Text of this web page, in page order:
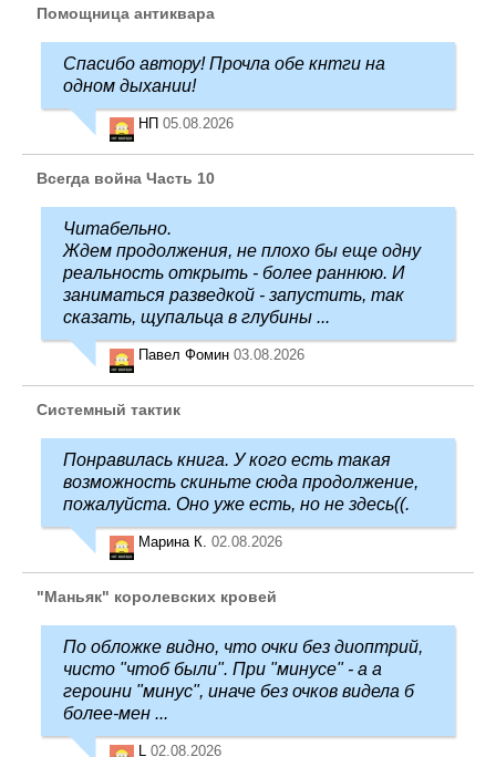
Помощница антиквара
Спасибо автору! Прочла обе кнтги на
одном дыхании!
НП 05.08.2026
Всегда война Часть 10
Читабельно.
Ждем продолжения, не плохо бы еще одну
реальность открыть - более раннюю. И
заниматься разведкой - запустить, так
сказать, щупальца в глубины ...
Павел Фомин 03.08.2026
Системный тактик
Понравилась книга. У кого есть такая
возможность скиньте сюда продолжение,
пожалуйста. Оно уже есть, но не здесь((.
Марина К. 02.08.2026
"Маньяк" королевских кровей
По обложке видно, что очки без диоптрий,
чисто "чтоб были". При "минусе" - а а
героини "минус", иначе без очков видела б
более-мен ...
L 02.08.2026